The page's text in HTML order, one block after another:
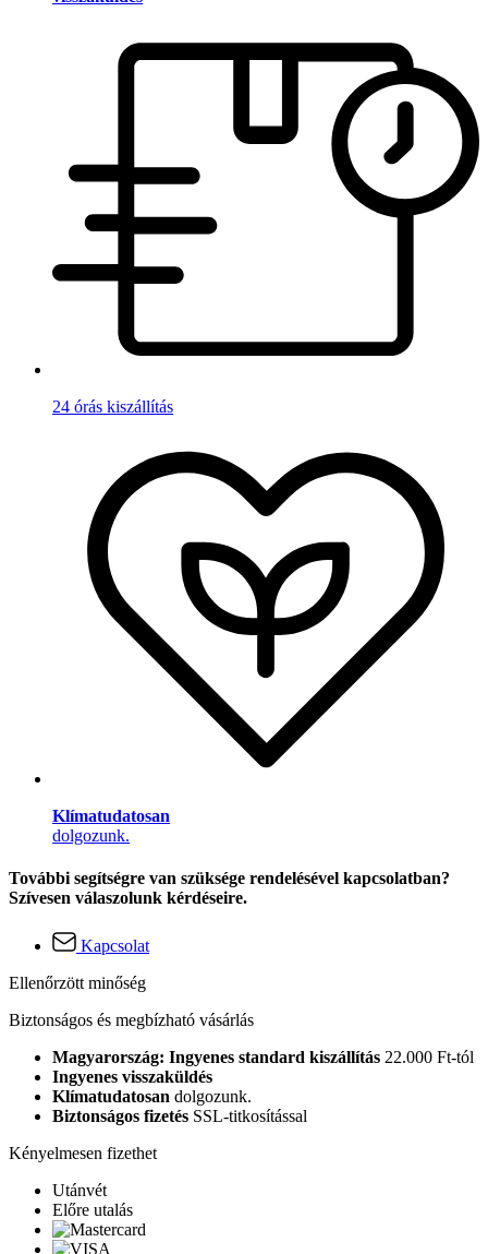
24 órás kiszállítás
Klímatudatosan
dolgozunk.
További segítségre van szüksége rendelésével kapcsolatban?
Szívesen válaszolunk kérdéseire.
Kapcsolat
Ellenőrzött minőség
Biztonságos és megbízható vásárlás
Magyarország: Ingyenes standard kiszállítás 22.000 Ft-tól
Ingyenes visszaküldés
Klímatudatosan dolgozunk.
Biztonságos fizetés SSL-titkosítással
Kényelmesen fizethet
Utánvét
Előre utalás